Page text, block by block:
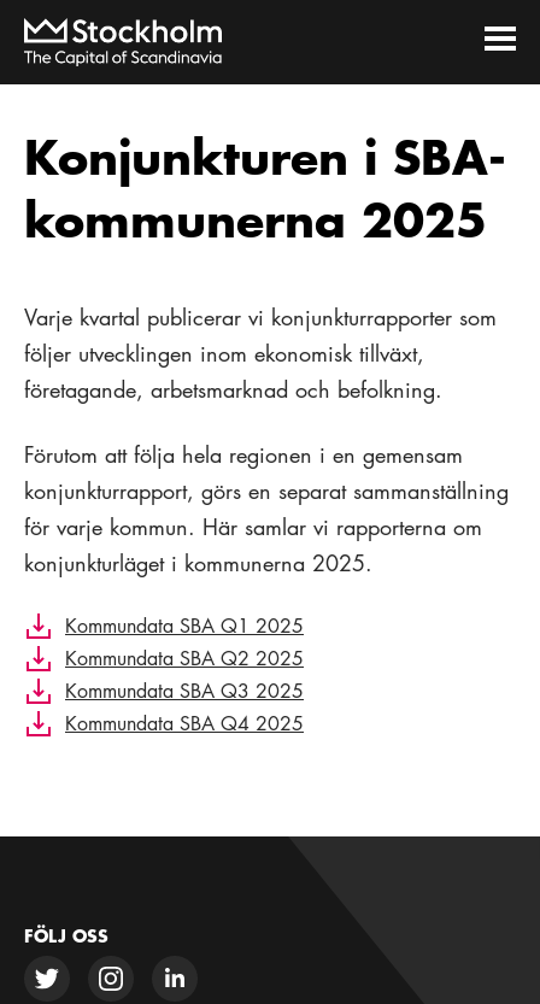
Konjunkturen i SBA-
kommunerna 2025
Varje kvartal publicerar vi konjunkturrapporter som
följer utvecklingen inom ekonomisk tillväxt,
företagande, arbetsmarknad och befolkning.
Förutom att följa hela regionen i en gemensam
konjunkturrapport, görs en separat sammanställning
för varje kommun. Här samlar vi rapporterna om
konjunkturläget i kommunerna 2025.
Kommundata SBA Q1 2025
Kommundata SBA Q2 2025
Kommundata SBA Q3 2025
Kommundata SBA Q4 2025
FÖLJ OSS